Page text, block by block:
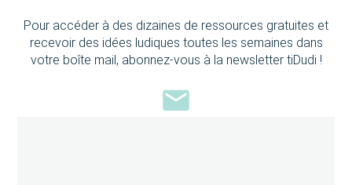
Pour accéder à des dizaines de ressources gratuites et
recevoir des idées ludiques toutes les semaines dans
votre boîte mail, abonnez-vous à la newsletter tiDudi !